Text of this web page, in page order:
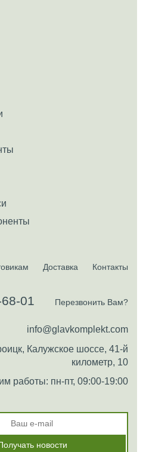
Доставка Контакты
01 Перезвонить Вам?
info@glavkomplekt.com
Калужское шоссе, 41-й
километр, 10
работы: пн-пт, 09:00-19:00